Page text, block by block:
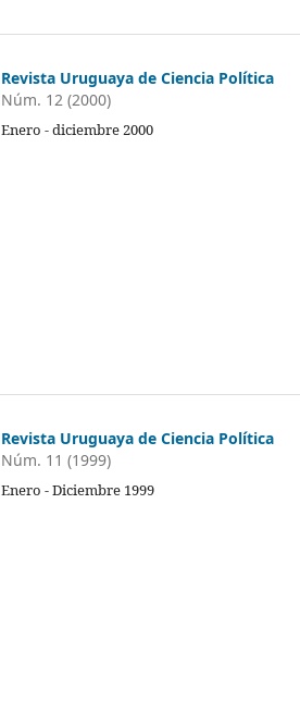
Revista Uruguaya de Ciencia Política
Núm. 12 (2000)
Enero - diciembre 2000
Revista Uruguaya de Ciencia Política
Núm. 11 (1999)
Enero - Diciembre 1999